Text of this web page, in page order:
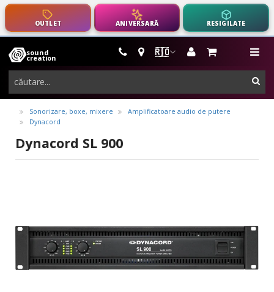
OUTLET ANIVERSARĂ RESIGILATE
🇷🇴
sound
creation
instrumente
muzicale,
echipamente
pro-
audio
Sonorizare, boxe, mixere
Amplificatoare audio de putere
Dynacord
Dynacord SL 900